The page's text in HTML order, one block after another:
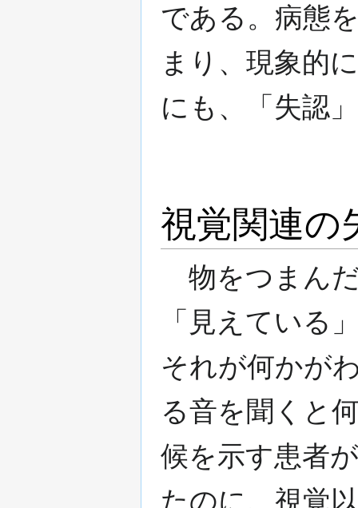
である。病態
まり、現象的
にも、「失認
視覚関連の
物をつまん
「見えている
それが何かが
る音を聞くと
候を示す患者
たのに、視覚